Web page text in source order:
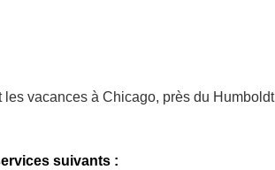
vacances à Chicago, près du Humboldt
suivants :